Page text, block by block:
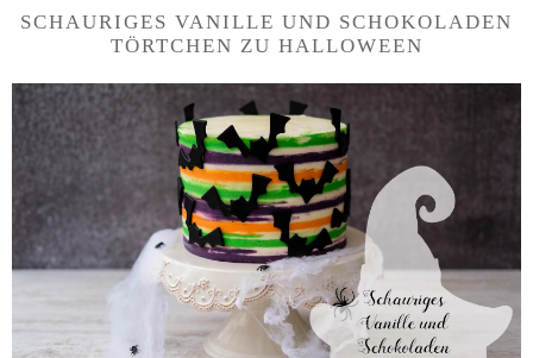
SCHAURIGES VANILLE UND SCHOKOLADEN
TÖRTCHEN ZU HALLOWEEN